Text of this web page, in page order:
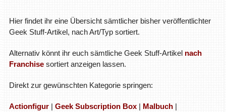
Hier findet ihr eine Übersicht sämtlicher bisher veröffentlichter
Geek Stuff-Artikel, nach Art/Typ sortiert.
Alternativ könnt ihr euch sämtliche Geek Stuff-Artikel nach
Franchisesortiert anzeigen lassen.
Direkt zur gewünschten Kategorie springen:
Actionfigur| Geek Subscription Box| Malbuch|